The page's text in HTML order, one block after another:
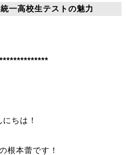
一高校生テストの魅力
にちは！
根本蕾です！